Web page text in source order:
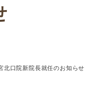
北口院新院長就任のお知らせ